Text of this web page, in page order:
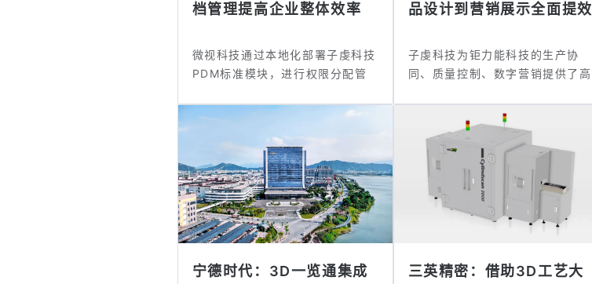
档管理提高企业整体效率
微视科技通过本地化部署子虔科技
PDM标准模块，进行权限分配管
品设计到营销展示全面提效
子虔科技为钜力能科技的生产协
同、质量控制、数字营销提供了高
宁德时代：3D一览通集成
三英精密：借助3D工艺大